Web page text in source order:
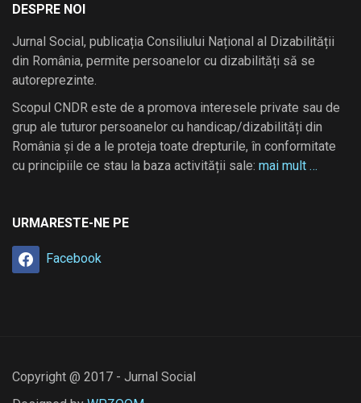
DESPRE NOI
Jurnal Social, publicația Consiliului Național al Dizabilității
din România, permite persoanelor cu dizabilități să se
autoreprezinte.
Scopul CNDR este de a promova interesele private sau de
grup ale tuturor persoanelor cu handicap/dizabilități din
România și de a le proteja toate drepturile, în conformitate
cu principiile ce stau la baza activității sale: mai mult …
URMARESTE-NE PE
Facebook
Copyright @ 2017 - Jurnal Social